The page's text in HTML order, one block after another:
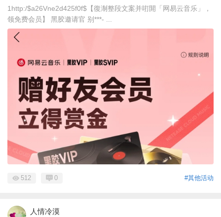
1http:/$a26Vne2d425f0f$【復淛整段文案并咑閞「网易云音乐」，
领免费会员】 黑胶邀请官 别***- ...
#其他活动
512 0
人情冷漠